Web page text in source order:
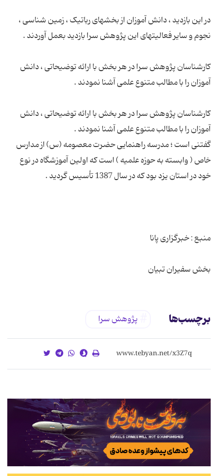
در این بازدید ، دانش آموزان از بخشهای رباتیک ، زمین شناسی ،
کارشناسان پژوهش سرا در هر بخش با ارائه توضیحاتی ، دانش
کارشناسان پژوهش سرا در هر بخش با ارائه توضیحاتی ، دانش
گفتنی است ؛ مدرسه راهنمایی حضرت معصومه (س) از مدارس
خاص ( وابسته به حوزه علمیه ) است که اولین آموزشگاه در نوع
بخش سفیران تبیان
برچسب‌ها پژوهش سرا